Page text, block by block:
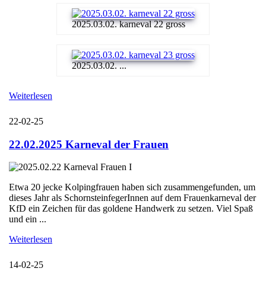
2025.03.02. karneval 22 gross
2025.03.02. ...
Weiterlesen
22-02-25
22.02.2025 Karneval der Frauen
Etwa 20 jecke Kolpingfrauen haben sich zusammengefunden, um
dieses Jahr als SchornsteinfegerInnen auf dem Frauenkarneval der
KfD ein Zeichen für das goldene Handwerk zu setzen. Viel Spaß
und ein ...
Weiterlesen
14-02-25